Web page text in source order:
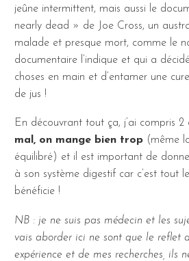
jeûne intermittent, mais aussi le
nearly dead » de Joe Cross, un
malade et presque mort, comme le
documentaire l’indique et qui a
choses en main et d’entamer une
de jus !
En découvrant tout ça, j’ai compris 2
mal, on mange bien trop (même
équilibré) et il est important de
à son système digestif car c’est tout
bénéficie !
NB : je ne suis pas médecin et les
vais aborder ici ne sont que le reflet
expérience et de mes recherches, ils